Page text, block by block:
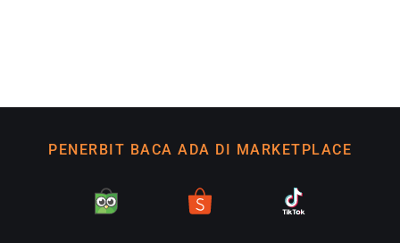
PENERBIT BACA ADA DI MARKETPLACE